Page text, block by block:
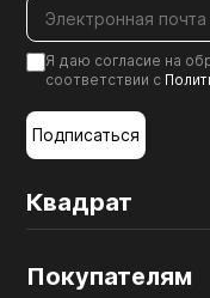
Квадрат
Покупателям
Я даю согласие на
соответствии с
Подписаться